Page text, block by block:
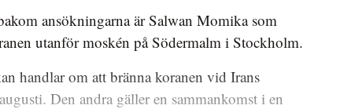
ansökningarna är Salwan Momika som
utanför moskén på Södermalm i Stockholm.
handlar om att bränna koranen vid Irans
Den andra gäller en sammankomst i en